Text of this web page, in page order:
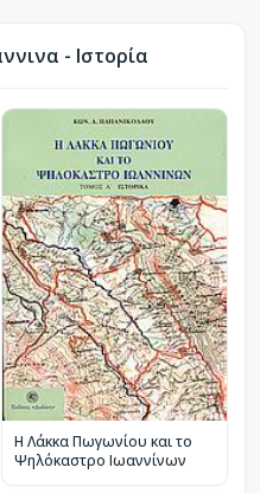
- Ιστορία
Η Λάκκα Πωγωνίου και το
Ψηλόκαστρο Ιωαννίνων